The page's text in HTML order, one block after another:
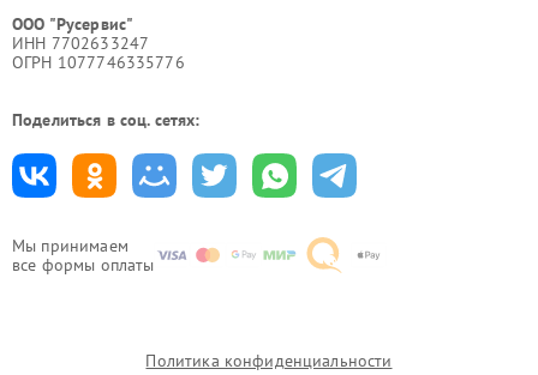
Мы принимаем
все формы оплаты
ООО "Русервис"
ИНН 7702633247
ОГРН 1077746335776
Поделиться в соц. сетях:
Политика конфиденциальности